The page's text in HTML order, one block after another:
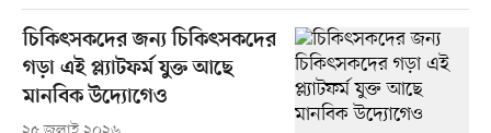
চিকিৎসকদের জন্য চিকিৎসকদের
গড়া এই প্ল্যাটফর্ম যুক্ত আছে
মানবিক উদ্যোগেও